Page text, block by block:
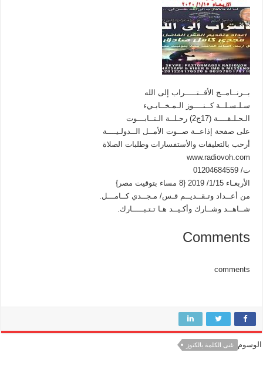
بــرنــامــج الأقــتـــــراب إلى الله
سـلـسـلــة كــنــــوز الـمـخــابـيء
الـحـلـقــــة (17ج2) رحـلــة الـتــابـــوت
على صفحة إذاعــة صــوت الأمــل الــدولـيــــة
أرحب بالتعليقات والأستفسارات وطلبات الصلاة
www.radiovoh.com
ت/ 01204684559
الأربعـاء 1/15/ 2019 {8 مساء بتوقيت مصر}
من أعــداد وتـقــديــم قـس/ مـجــدي كــامـــل.
شــاهــد وشــارك وأكـيــد هـا تـتـبـــــارك.
Comments
comments
الوسوم غنى الكلمة بالكنوز